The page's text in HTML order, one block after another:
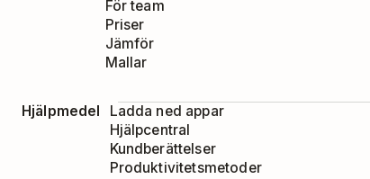
För team
Priser
Jämför
Mallar
Hjälpmedel
Ladda ned appar
Hjälpcentral
Kundberättelser
Produktivitetsmetoder